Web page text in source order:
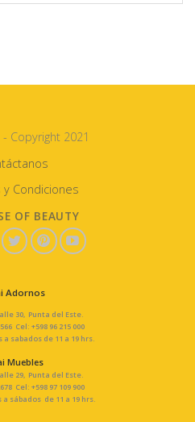
- Copyright 2021
Condiciones
OF BEAUTY
Adornos
30, Punta del Este.
Cel: +598 96 215 000
sabados de 11 a 19 hrs.
Muebles
29, Punta del Este.
Cel: +598 97 109 900
sábados de 11 a 19 hrs.